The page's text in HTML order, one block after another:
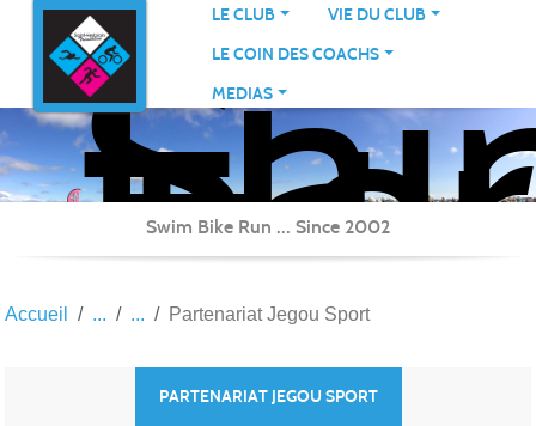
LE CLUB
VIE DU CLUB
LE COIN DES COACHS
MEDIAS
Swim Bike Run ... Since 2002
Accueil Partenariat Jegou Sport
PARTENARIAT JEGOU SPORT
Panneau de gestion des cookies